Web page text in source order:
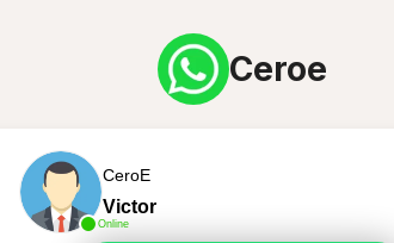
Ceroe
Online
CeroE
Victor